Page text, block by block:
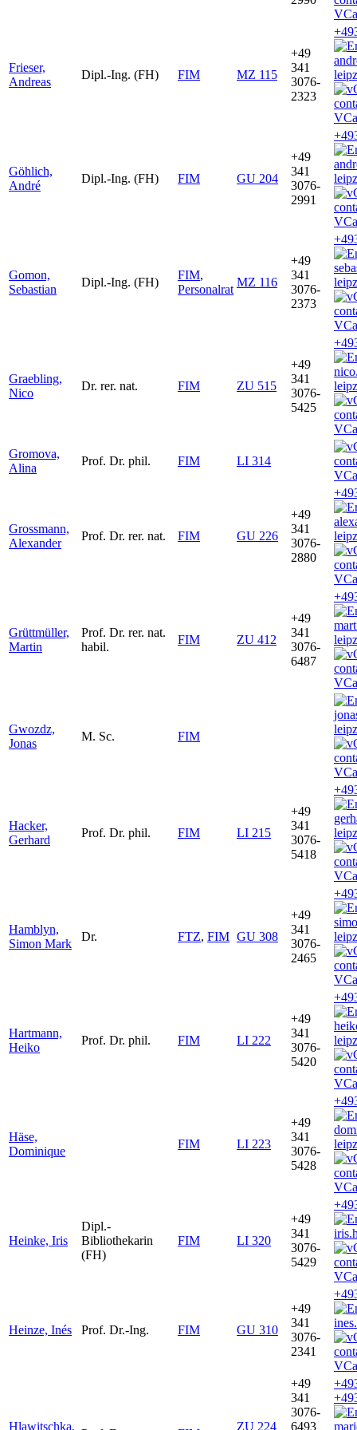
Frieser,
Andreas
Dipl.-Ing. (FH) FIM MZ 115
+49
341
3076-
2323
Göhlich,
André
Dipl.-Ing. (FH) FIM GU 204
+49
341
3076-
2991
Gomon,
Sebastian
Dipl.-Ing. (FH)
FIM,
Personalrat
MZ 116
+49
341
3076-
2373
Graebling,
Nico
Dr. rer. nat. FIM ZU 515
+49
341
3076-
5425
Gromova,
Alina
Prof. Dr. phil. FIM
LI 314
Grossmann,
Alexander
Prof. Dr. rer. nat. FIM GU 226
+49
341
3076-
2880
Grüttmüller,
Martin
Prof. Dr. rer. nat.
habil.
FIM ZU 412
+49
341
3076-
6487
Gwozdz,
Jonas
M. Sc. FIM
Hacker,
Gerhard
Prof. Dr. phil. FIM LI 215
+49
341
3076-
5418
Hamblyn,
Simon Mark
Dr. FTZ, FIM GU 308
+49
341
3076-
2465
Hartmann,
Heiko
Prof. Dr. phil. FIM LI 222
+49
341
3076-
5420
Häse,
Dominique
FIM LI 223
+49
341
3076-
5428
Heinke, Iris
Dipl.-
Bibliothekarin
(FH)
FIM LI 320
+49
341
3076-
5429
Heinze, Inés Prof. Dr.-Ing. FIM GU 310
+49
341
3076-
2341
Hlawitschka,
ZU 224
+49
341
3076-
6493